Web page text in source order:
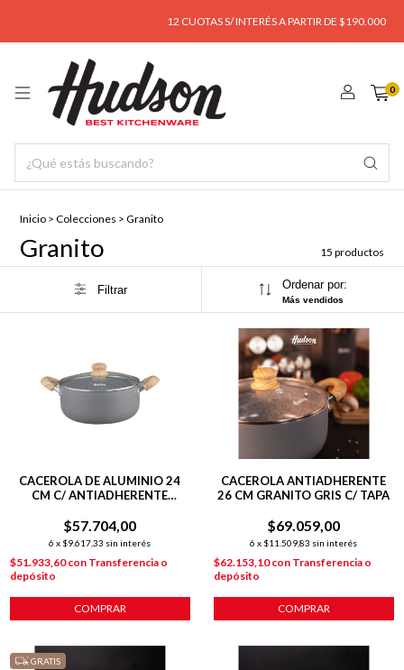
12 CUOTAS S/ INTERÉS A PARTIR DE $190.000
0
Inicio > Colecciones > Granito
Granito 15 productos
Filtrar Ordenar por:
Más vendidos
CACEROLA DE ALUMINIO 24
CM C/ ANTIADHERENTE
$57.704,00
6 x $9.617,33 sin interés
$51.933,60con Transferencia o
depósito
COMPRAR
CACEROLA ANTIADHERENTE
26 CM GRANITO GRIS C/ TAPA
$69.059,00
6 x $11.509,83 sin interés
$62.153,10con Transferencia o
depósito
COMPRAR
GRATIS